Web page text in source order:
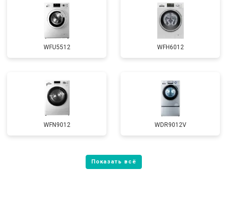
WFU5512 WFH6012
WFN9012 WDR9012V